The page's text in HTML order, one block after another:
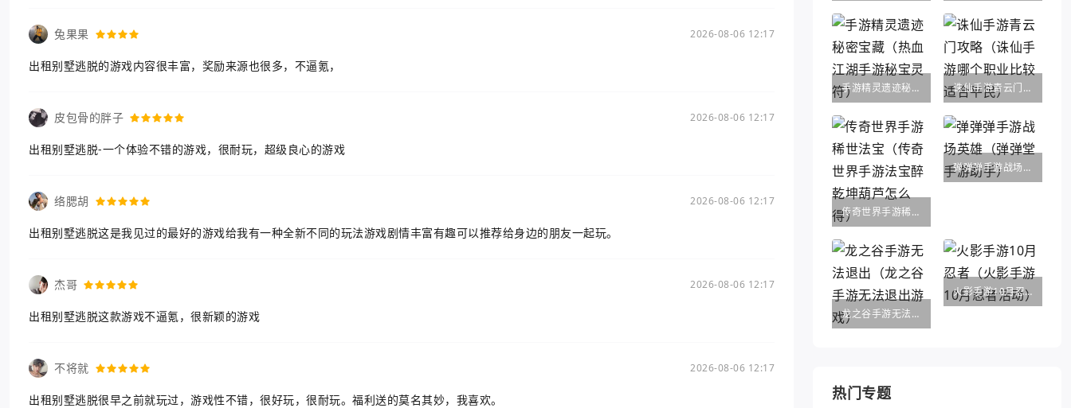
兔果果 2026-08-06 12:17
出租别墅逃脱的游戏内容很丰富，奖励来源也很多，不逼氪，
皮包骨的胖子 2026-08-06 12:17
出租别墅逃脱-一个体验不错的游戏，很耐玩，超级良心的游戏
络腮胡 2026-08-06 12:17
出租别墅逃脱这是我见过的最好的游戏给我有一种全新不同的玩法游戏剧情丰富有趣可以推荐给身边的朋友一起玩。
杰哥 2026-08-06 12:17
出租别墅逃脱这款游戏不逼氪，很新颖的游戏
不将就 2026-08-06 12:17
出租别墅逃脱很早之前就玩过，游戏性不错，很好玩，很耐玩。福利送的莫名其妙，我喜欢。
手游精灵遗迹秘密宝藏（热血江湖手游秘宝灵符） 诛仙手游青云门攻略（诛仙手游哪个职业比较适合平民）
传奇世界手游稀世法宝（传奇世界手游法宝醉乾坤葫芦怎么得）
弹弹弹手游战场英雄（弹弹堂手游助手）
龙之谷手游无法退出（龙之谷手游无法退出游戏）
火影手游10月忍者（火影手游10月忍者活动）
热门专题